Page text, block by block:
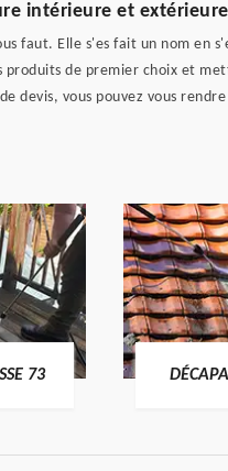
intérieure et extérieure
faut. Elle s'es fait un nom en
produits de premier choix et
devis, vous pouvez vous
73